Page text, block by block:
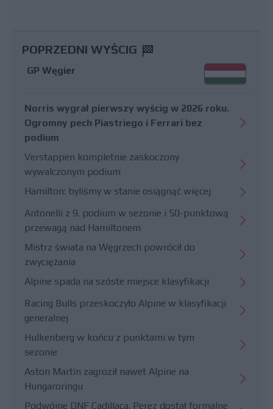
POPRZEDNI WYŚCIG
GP Węgier
Norris wygrał pierwszy wyścig w 2026 roku.
Ogromny pech Piastriego i Ferrari bez
podium
Verstappen kompletnie zaskoczony
wywalczonym podium
Hamilton: byliśmy w stanie osiągnąć więcej
Antonelli z 9. podium w sezonie i 50-punktową
przewagą nad Hamiltonem
Mistrz świata na Węgrzech powrócił do
zwyciężania
Alpine spada na szóste miejsce klasyfikacji
Racing Bulls przeskoczyło Alpine w klasyfikacji
generalnej
Hulkenberg w końcu z punktami w tym
sezonie
Aston Martin zagroził nawet Alpine na
Hungaroringu
Podwójne DNF Cadillaca. Perez dostał formalne